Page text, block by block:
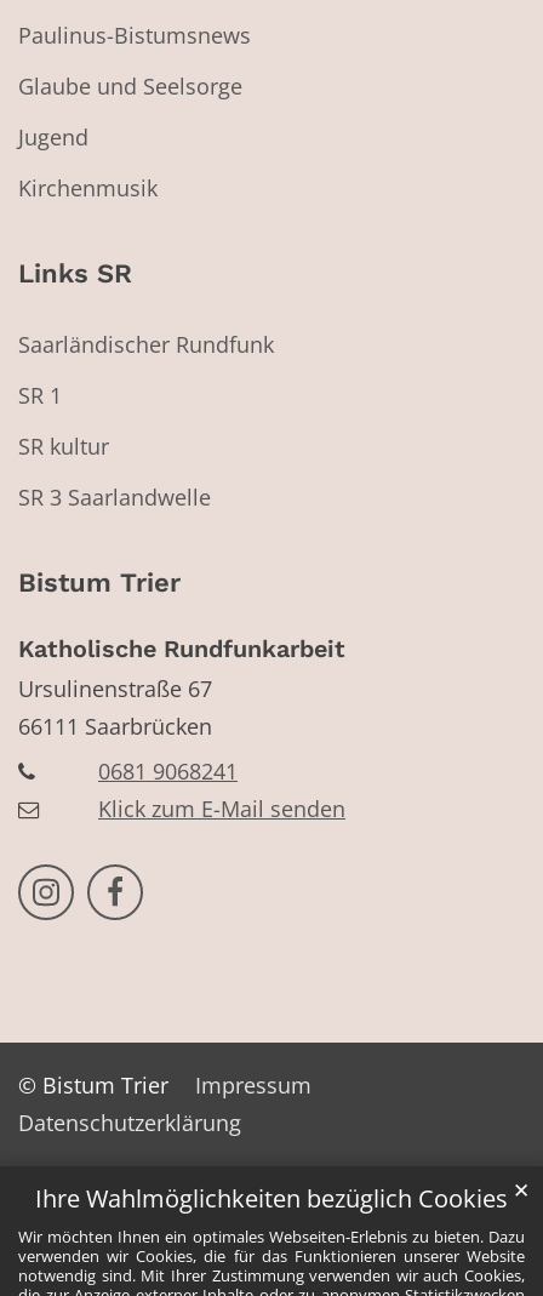
Ihre Wahlmöglichkeiten bezüglich Cookies
Wir möchten Ihnen ein optimales Webseiten-Erlebnis zu bieten. Dazu
verwenden wir Cookies, die für das Funktionieren unserer Website
notwendig sind. Mit Ihrer Zustimmung verwenden wir auch Cookies,
✕
Paulinus-Bistumsnews
Glaube und Seelsorge
Jugend
Kirchenmusik
Links SR
Saarländischer Rundfunk
SR 1
SR kultur
SR 3 Saarlandwelle
Bistum Trier
Katholische Rundfunkarbeit
Ursulinenstraße 67
66111 Saarbrücken
0681 9068241
Klick zum E-Mail senden
Bistum Trier auf Instragram
Bistum Trier auf Facebook
© Bistum Trier
Impressum
Datenschutzerklärung